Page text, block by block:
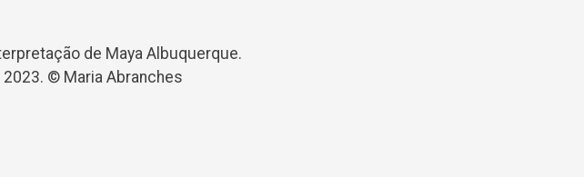
de Maya Albuquerque.
© Maria Abranches